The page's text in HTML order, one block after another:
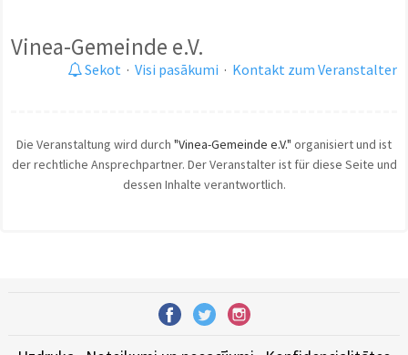
Vinea-Gemeinde e.V.
Sekot · Visi pasākumi · Kontakt zum Veranstalter
Die Veranstaltung wird durch "Vinea-Gemeinde e.V." organisiert und ist
der rechtliche Ansprechpartner. Der Veranstalter ist für diese Seite und
dessen Inhalte verantwortlich.